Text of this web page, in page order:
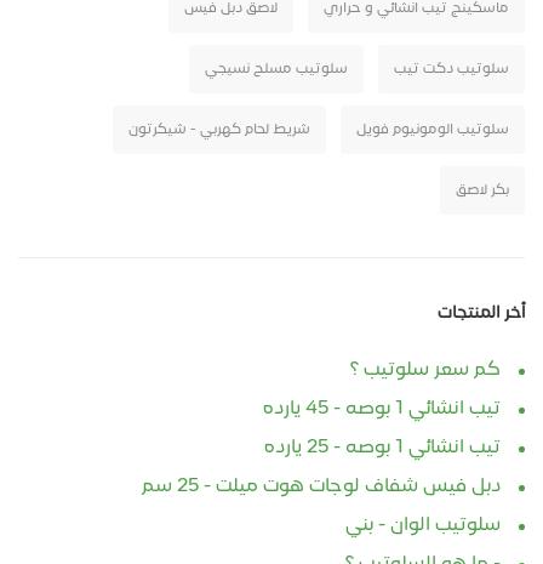
ماسكينج تيب انشائي و حراري لاصق دبل فيس
سلوتيب دكت تيب سلوتيب مسلح نسيجي
سلوتيب الومونيوم فويل شريط لحام كهربي - شيكرتون
بكر لاصق
أخر المنتجات
كم سعر سلوتيب ؟
تيب انشائي 1 بوصه - 45 يارده
تيب انشائي 1 بوصه - 25 يارده
دبل فيس شفاف لوجات هوت ميلت - 25 سم
سلوتيب الوان - بني